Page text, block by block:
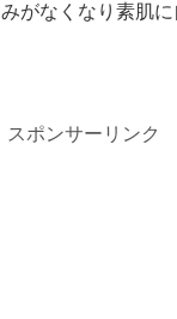
みがなくなり素肌
スポンサーリンク